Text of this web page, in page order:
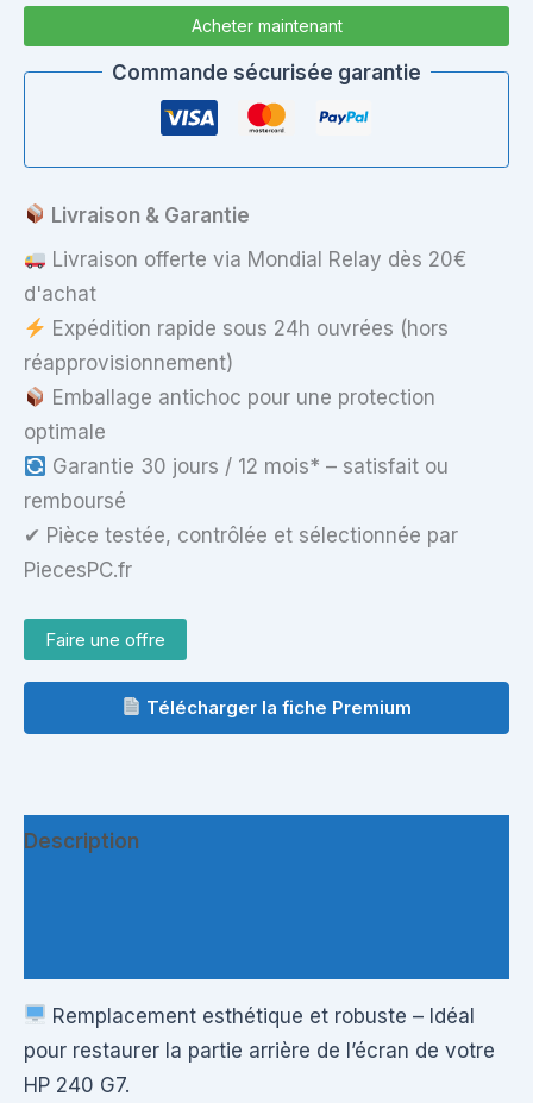
Arrière
I131
Acheter maintenant
Commande sécurisée garantie
Livraison & Garantie
Livraison offerte via Mondial Relay dès 20€
d'achat
Expédition rapide sous 24h ouvrées (hors
réapprovisionnement)
Emballage antichoc pour une protection
optimale
Garantie 30 jours / 12 mois* – satisfait ou
remboursé
✔ Pièce testée, contrôlée et sélectionnée par
PiecesPC.fr
Faire une offre
Télécharger la fiche Premium
Description
Remplacement esthétique et robuste – Idéal
pour restaurer la partie arrière de l’écran de votre
HP 240 G7.